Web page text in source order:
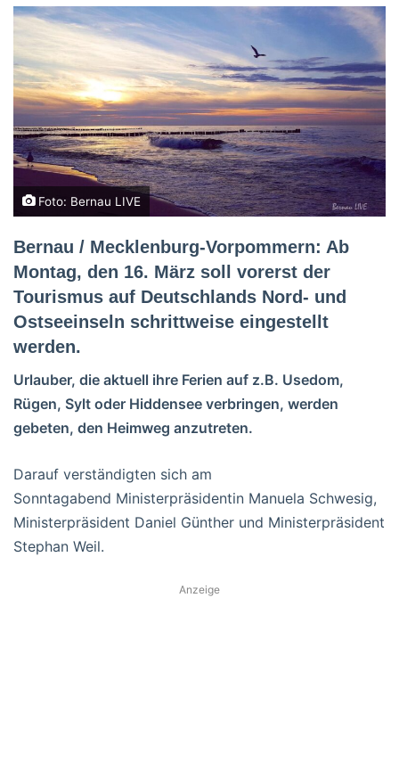
Foto: Bernau LIVE
Bernau / Mecklenburg-Vorpommern: Ab
Montag, den 16. März soll vorerst der
Tourismus auf Deutschlands Nord- und
Ostseeinseln schrittweise eingestellt
werden.
Urlauber, die aktuell ihre Ferien auf z.B. Usedom,
Rügen, Sylt oder Hiddensee verbringen, werden
gebeten, den Heimweg anzutreten.
Darauf verständigten sich am
Sonntagabend Ministerpräsidentin Manuela Schwesig,
Ministerpräsident Daniel Günther und Ministerpräsident
Stephan Weil.
Anzeige